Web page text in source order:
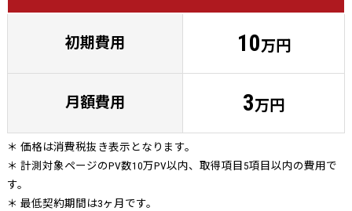
初期費用 10万円
月額費用 3万円
＊ 価格は消費税抜き表示となります。
＊ 計測対象ページのPV数10万PV以内、取得項目5項目以内の費用で
す。
＊ 最低契約期間は3ヶ月です。